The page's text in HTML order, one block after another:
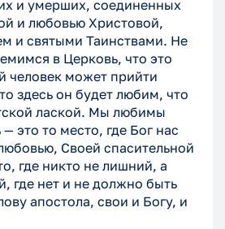
и умерших, соединенных
и любовью Христовой,
и святыми Таинствами. Не
в Церковь, что это
человек может прийти
здесь он будет любим, что
лаской. Мы любимы
это то место, где Бог нас
Своей спасительной
где никто не лишний, а
где нет и не должно быть
апостола, свои и Богу, и